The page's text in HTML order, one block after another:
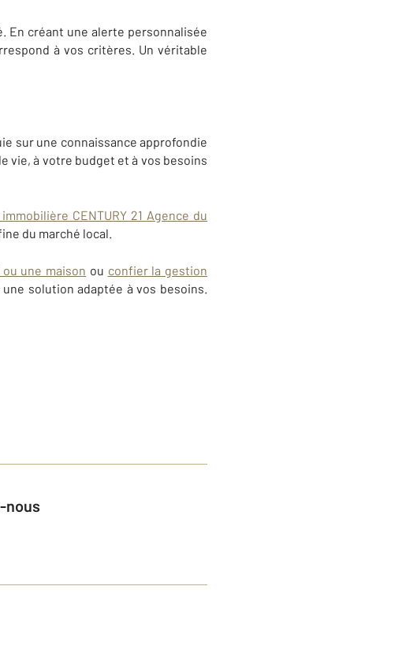
En créant une alerte personnalisée
à vos critères. Un véritable
sur une connaissance approfondie
vie, à votre budget et à vos besoins
CENTURY 21 Agence du
du marché local.
une maison ou confier la gestion
solution adaptée à vos besoins.
nous